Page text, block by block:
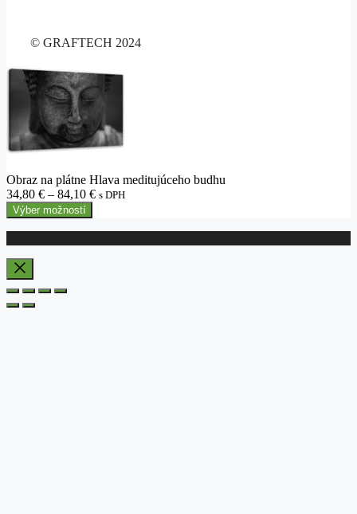
© GRAFTECH 2024
Obraz na plátne Hlava meditujúceho budhu
34,80 € – 84,10 €Price
s DPH
Výber možností
Close